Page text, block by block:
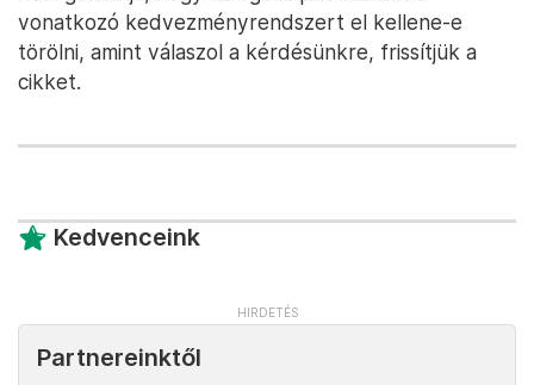
vonatkozó kedvezményrendszert el kellene-e
törölni, amint válaszol a kérdésünkre, frissítjük a
cikket.
Kedvenceink
Partnereinktől